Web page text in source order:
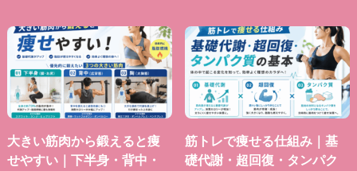
大きい筋肉から鍛えると痩
せやすい｜下半身・背中・
筋トレで痩せる仕組み｜基
礎代謝・超回復・タンパク